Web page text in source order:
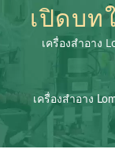
เปิดบ
| การ
บรร
ยั่
เครื่องสำอาง
ครอบคลุมการ
รอง
เครื่องสำอาง